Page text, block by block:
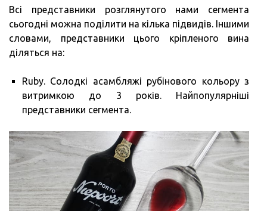
Всі представники розглянутого нами сегмента
сьогодні можна поділити на кілька підвидів. Іншими
словами, представники цього кріпленого вина
діляться на:
Ruby. Солодкі асамбляжі рубінового кольору з
витримкою до 3 років. Найпопулярніші
представники сегмента.